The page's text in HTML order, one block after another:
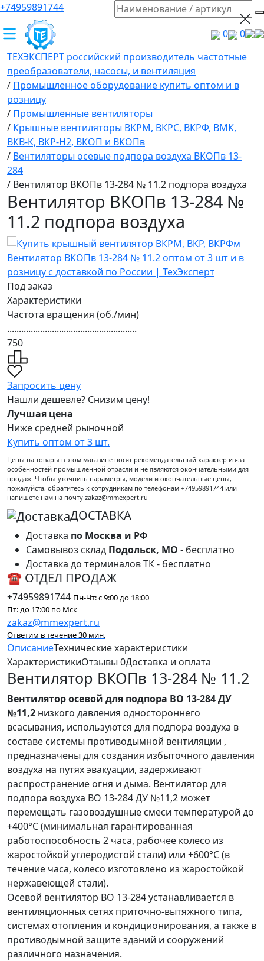
+74959891744
0
0
ТЕХЭКСПЕРТ российский производитель частотные
преобразователи, насосы, и вентиляция
/ Промышленное оборудование купить оптом и в
розницу
/ Промышленные вентиляторы
/ Крышные вентиляторы ВКРМ, ВКРС, ВКРФ, ВМК,
ВКВ-К, ВКР-Н2, ВКОП и ВКОПв
/ Вентиляторы осевые подпора воздуха ВКОПв 13-
284
/ Вентилятор ВКОПв 13-284 № 11.2 подпора воздуха
Вентилятор ВКОПв 13-284 №
11.2 подпора воздуха
Под заказ
Характеристики
Частота вращения (об./мин)
.......................................................
750
Запросить цену
Нашли дешевле? Снизим цену!
Лучшая цена
Ниже средней рыночной
Купить оптом от 3 шт.
Цены на товары в этом магазине носят рекомендательный характер из-за
особенностей промышленной отрасли и не являются окончательными для
продаж. Чтобы уточнить параметры, модели и окончательные цены,
пожалуйста, обратитесь к сотрудникам по телефонам +74959891744 или
напишете нам на почту zakaz@mmexpert.ru
ДОСТАВКА
Доставка по Москва и РФ
Самовывоз склад Подольск, МО - бесплатно
Доставка до терминалов ТК - бесплатно
☎ ОТДЕЛ ПРОДАЖ
+74959891744 Пн-Чт: с 9:00 до 18:00
Пт: до 17:00 по Мск
zakaz@mmexpert.ru
Ответим в течение 30 мин.
ОписаниеТехнические характеристики
ХарактеристикиОтзывы 0Доставка и оплата
Вентилятор ВКОПв 13-284 № 11.2
Вентилятор осевой для подпора ВО 13-284 ДУ
№11,2 низкого давления одностороннего
всасывания, используются для подпора воздуха в
составе системы противодымной вентиляции ,
предназначены для создания избыточного давления
воздуха на путях эвакуации, задерживают
распространение огня и дыма. Вентилятор для
подпора воздуха ВО 13-284 ДУ №11,2 может
перемещать газовоздушные смеси температурой до
+400°С (минимальная гарантированная
работоспособность 2 часа, рабочее колесо из
жаростойкой углеродистой стали) или +600°С (в
течение часа, колесо изготовлено из жаростойкой
нержавеющей стали).
Осевой вентилятор ВО 13-284 устанавливается в
вентиляционных сетях приточно-вытяжного типа,
системах отопления и кондиционирования, а также в
противодымной защите зданий и сооружений
различного назначения.